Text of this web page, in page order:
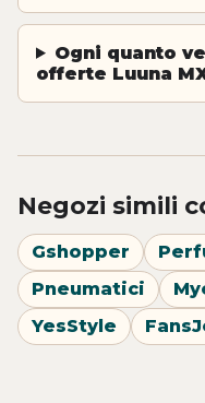
Ogni quanto
offerte Luuna
Negozi simili
Gshopper
Pneumatici
YesStyle